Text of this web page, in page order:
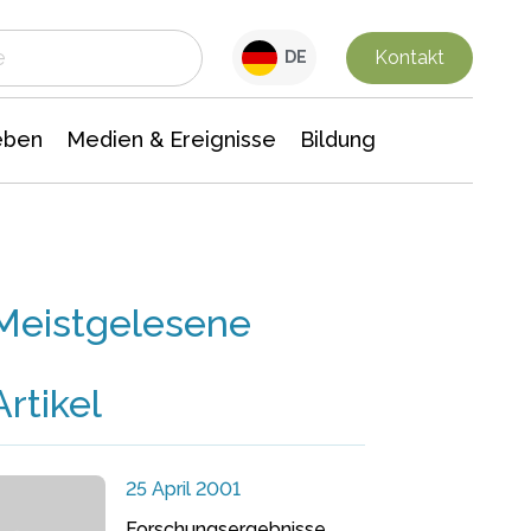
DE Kontakt
Medien & Ereignisse Bildung
25 April 2001